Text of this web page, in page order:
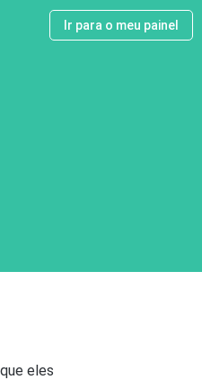
Ir para o meu painel
eles